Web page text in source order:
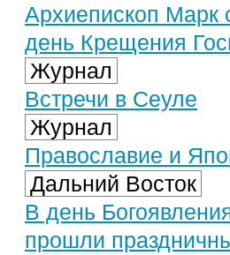
Архиепископ Марк
день Крещения
Журнал
Встречи в Сеуле
Журнал
Православие и
Дальний Восток
В день
прошли